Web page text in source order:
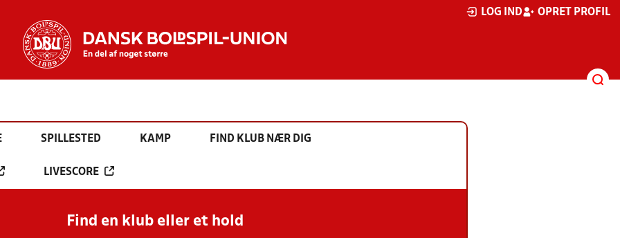
LOG IND OPRET PROFIL
SPILLESTED KAMP FIND KLUB NÆR DIG
LIVESCORE
Find en klub eller et hold